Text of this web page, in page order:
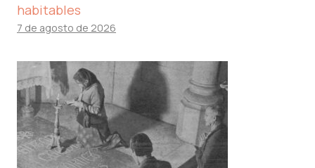
habitables
7 de agosto de 2026